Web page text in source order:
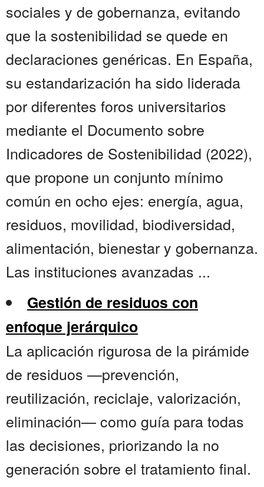
sociales y de gobernanza, evitando
que la sostenibilidad se quede en
declaraciones genéricas. En España,
su estandarización ha sido liderada
por diferentes foros universitarios
mediante el Documento sobre
Indicadores de Sostenibilidad (2022),
que propone un conjunto mínimo
común en ocho ejes: energía, agua,
residuos, movilidad, biodiversidad,
alimentación, bienestar y gobernanza.
Las instituciones avanzadas ...
Gestión de residuos con
enfoque jerárquico
La aplicación rigurosa de la pirámide
de residuos —prevención,
reutilización, reciclaje, valorización,
eliminación— como guía para todas
las decisiones, priorizando la no
generación sobre el tratamiento final.